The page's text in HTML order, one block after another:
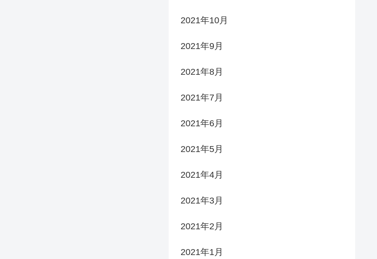
2021年10月
2021年9月
2021年8月
2021年7月
2021年6月
2021年5月
2021年4月
2021年3月
2021年2月
2021年1月